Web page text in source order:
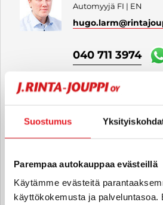
Suostumus
Parempaa autokauppaa evästeillä
Käytämme evästeitä
käyttökokemusta ja palveluntasoa.
Automyyjä FI | EN
hugo.larm
040 711 3974
Automyyjä FI
tiia.vahlman
040 711 3975